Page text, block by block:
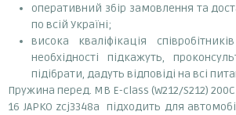
оперативний збір замовлення та
по всій Україні;
висока кваліфікація
необхідності підкажуть,
підібрати, дадуть відповіді на всі
Пружина перед. MB E-class (W212/S212)
16 JAPKO zcj3348a підходить для